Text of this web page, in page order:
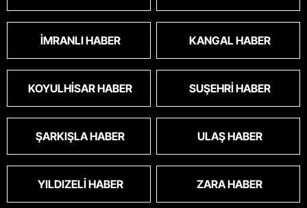
İMRANLI HABER KANGAL HABER
KOYULHISAR HABER SUŞEHRI HABER
ŞARKIŞLA HABER ULAŞ HABER
YILDIZELI HABER ZARA HABER